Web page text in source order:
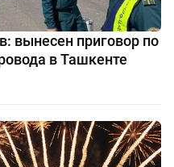
вынесен приговор по
в Ташкенте